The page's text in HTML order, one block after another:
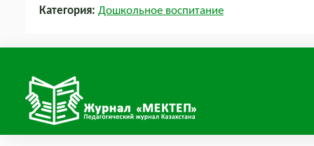
Категория: Дошкольное воспитание